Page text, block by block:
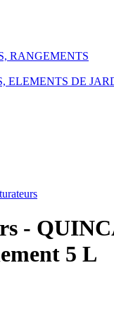
RANGEMENTS
ELEMENTS DE
-
5 L